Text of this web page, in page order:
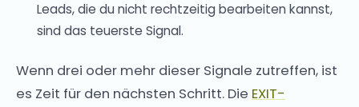
Leads, die du nicht rechtzeitig bearbeiten kannst,
sind das teuerste Signal.
Wenn drei oder mehr dieser Signale zutreffen, ist
es Zeit für den nächsten Schritt. Die EXIT-